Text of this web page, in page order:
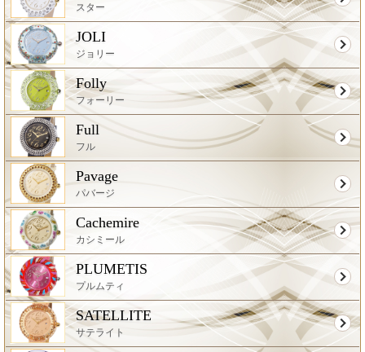
スター
JOLI
ジョリー
Folly
フォーリー
Full
フル
Pavage
パバージ
Cachemire
カシミール
PLUMETIS
プルムティ
SATELLITE
サテライト